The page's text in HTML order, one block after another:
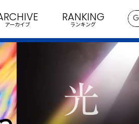
アーカイブ
RANKING
ランキング